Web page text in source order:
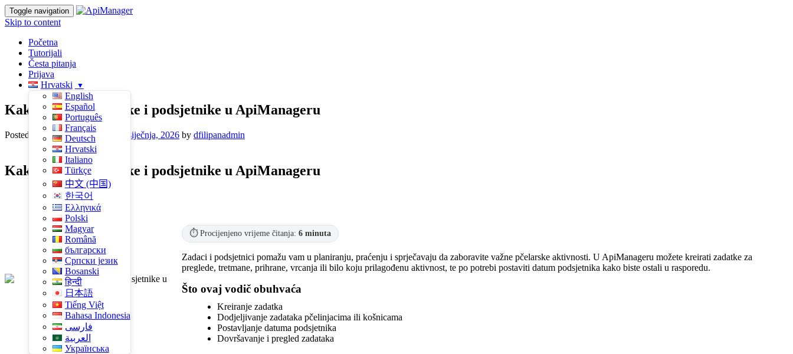
Toggle navigation
Skip to content
Početna
Tutorijali
Česta pitanja
Prijava
Hrvatski
English
Español
Português
Français
Deutsch
Hrvatski
Italiano
Türkçe
中文 (中国)
한국어
Ελληνικά
Polski
Magyar
Română
български
Српски језик
Bosanski
हिन्दी
日本語
Tiếng Việt
Bahasa Indonesia
فارسی
العربية
Українська
Kako koristiti zadatke i podsjetnike u ApiManageru
Posted on 11 studenoga, 2025 30 siječnja, 2026 by dfilipanadmin
Kako koristiti zadatke i podsjetnike u ApiManageru
⏱️ Procijenjeno vrijeme čitanja: 6 minuta
Zadaci i podsjetnici pomažu vam u planiranju, praćenju i sprječavaju da zaboravite važne pčelarske aktivnosti. U ApiManageru možete kreirati zadatke za
preglede, tretmane, prihrane, vrcanja ili bilo koju prilagođenu aktivnost, te po potrebi postaviti datum podsjetnika kako biste ostali u rasporedu.
Što ovaj vodič obuhvaća
Kreiranje zadatka
Dodjeljivanje zadataka pčelinjacima ili košnicama
Postavljanje datuma podsjetnika
Dovršavanje i pregled zadataka